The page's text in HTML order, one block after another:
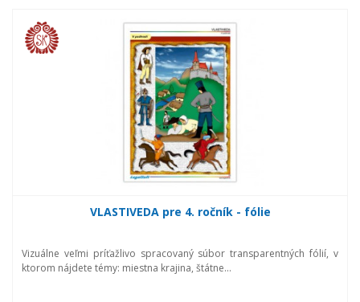
VLASTIVEDA pre 4. ročník - fólie
Vizuálne veľmi príťažlivo spracovaný súbor transparentných fólií, v
ktorom nájdete témy: miestna krajina, štátne...